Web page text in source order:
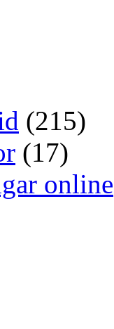
(215)
(17)
online